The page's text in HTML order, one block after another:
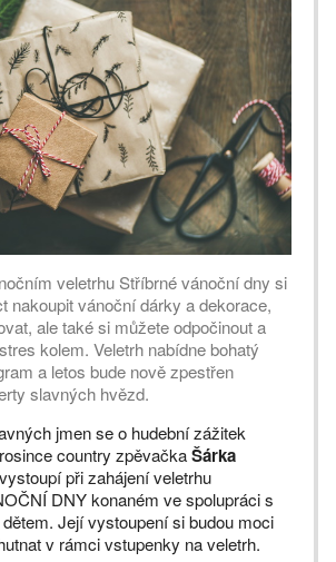
veletrhu Stříbrné vánoční dny si
nakoupit vánoční dárky a dekorace,
ale také si můžete odpočinout a
kolem. Veletrh nabídne bohatý
a letos bude nově zpestřen
slavných hvězd.
jmen se o hudební zážitek
country zpěvačkaŠárka
při zahájení veletrhu
DNY konaném ve spolupráci s
Její vystoupení si budou moci
v rámci vstupenky na veletrh.